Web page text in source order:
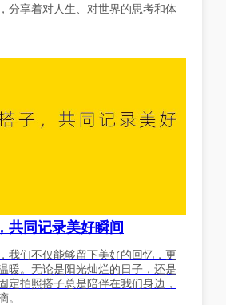
分享着对人生、对世界的思考和体
共同记录美好瞬间
我们不仅能够留下美好的回忆，更
暖。无论是阳光灿烂的日子，还是
定拍照搭子总是陪伴在我们身边，
。